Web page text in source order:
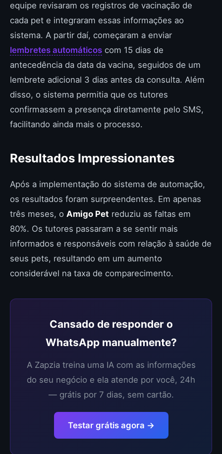
equipe revisaram os registros de vacinação de
cada pet e integraram essas informações ao
sistema. A partir daí, começaram a enviar
lembretes automáticos com 15 dias de
antecedência da data da vacina, seguidos de um
lembrete adicional 3 dias antes da consulta. Além
disso, o sistema permitia que os tutores
confirmassem a presença diretamente pelo SMS,
facilitando ainda mais o processo.
Resultados Impressionantes
Após a implementação do sistema de automação,
os resultados foram surpreendentes. Em apenas
três meses, o Amigo Pet reduziu as faltas em
80%. Os tutores passaram a se sentir mais
informados e responsáveis com relação à saúde de
seus pets, resultando em um aumento
considerável na taxa de comparecimento.
Cansado de responder o
WhatsApp manualmente?
A Zapzia treina uma IA com as informações
do seu negócio e ela atende por você, 24h
— grátis por 7 dias, sem cartão.
Testar grátis agora →